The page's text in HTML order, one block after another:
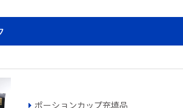
ポーションカップ充填品